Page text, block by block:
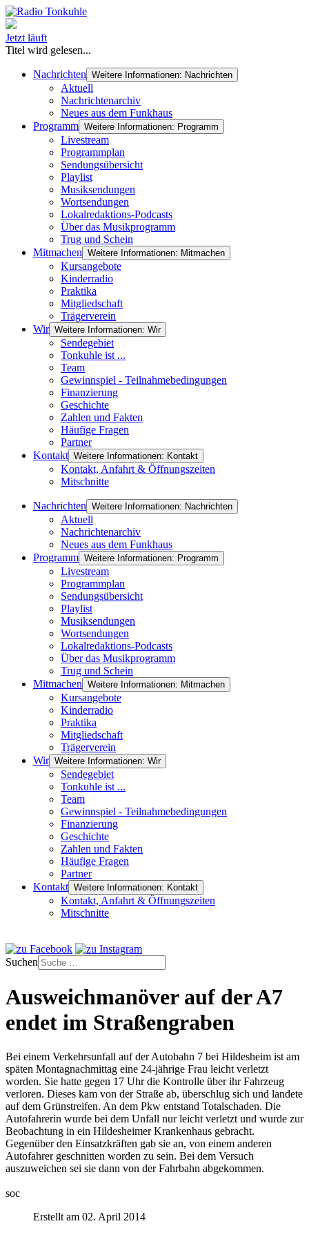
Jetzt läuft
Titel wird gelesen...
Nachrichten Weitere Informationen: Nachrichten
Aktuell
Nachrichtenarchiv
Neues aus dem Funkhaus
Programm Weitere Informationen: Programm
Livestream
Programmplan
Sendungsübersicht
Playlist
Musiksendungen
Wortsendungen
Lokalredaktions-Podcasts
Über das Musikprogramm
Trug und Schein
Mitmachen Weitere Informationen: Mitmachen
Kursangebote
Kinderradio
Praktika
Mitgliedschaft
Trägerverein
Wir Weitere Informationen: Wir
Sendegebiet
Tonkuhle ist ...
Team
Gewinnspiel - Teilnahmebedingungen
Finanzierung
Geschichte
Zahlen und Fakten
Häufige Fragen
Partner
Kontakt Weitere Informationen: Kontakt
Kontakt, Anfahrt & Öffnungszeiten
Mitschnitte
Nachrichten Weitere Informationen: Nachrichten
Aktuell
Nachrichtenarchiv
Neues aus dem Funkhaus
Programm Weitere Informationen: Programm
Livestream
Programmplan
Sendungsübersicht
Playlist
Musiksendungen
Wortsendungen
Lokalredaktions-Podcasts
Über das Musikprogramm
Trug und Schein
Mitmachen Weitere Informationen: Mitmachen
Kursangebote
Kinderradio
Praktika
Mitgliedschaft
Trägerverein
Wir Weitere Informationen: Wir
Sendegebiet
Tonkuhle ist ...
Team
Gewinnspiel - Teilnahmebedingungen
Finanzierung
Geschichte
Zahlen und Fakten
Häufige Fragen
Partner
Kontakt Weitere Informationen: Kontakt
Kontakt, Anfahrt & Öffnungszeiten
Mitschnitte
Suchen
Ausweichmanöver auf der A7
endet im Straßengraben
Bei einem Verkehrsunfall auf der Autobahn 7 bei Hildesheim ist am
späten Montagnachmittag eine 24-jährige Frau leicht verletzt
worden. Sie hatte gegen 17 Uhr die Kontrolle über ihr Fahrzeug
verloren. Dieses kam von der Straße ab, überschlug sich und landete
auf dem Grünstreifen. An dem Pkw entstand Totalschaden. Die
Autofahrerin wurde bei dem Unfall nur leicht verletzt und wurde zur
Beobachtung in ein Hildesheimer Krankenhaus gebracht.
Gegenüber den Einsatzkräften gab sie an, von einem anderen
Autofahrer geschnitten worden zu sein. Bei dem Versuch
auszuweichen sei sie dann von der Fahrbahn abgekommen.
soc
Erstellt am 02. April 2014